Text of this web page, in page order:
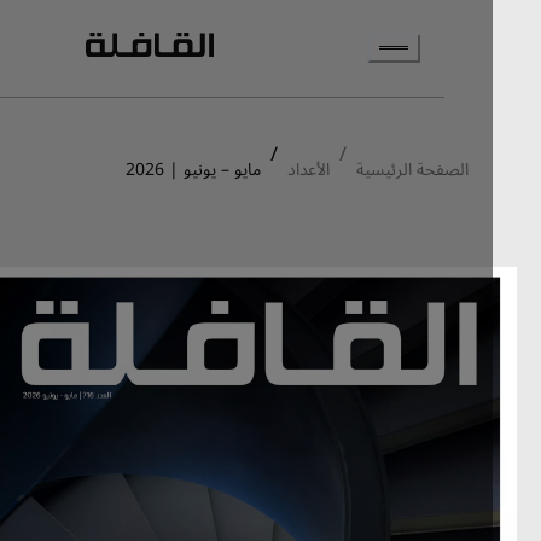
الصفحة الرئيسية / الأعداد / مايو – يونيو | 2026